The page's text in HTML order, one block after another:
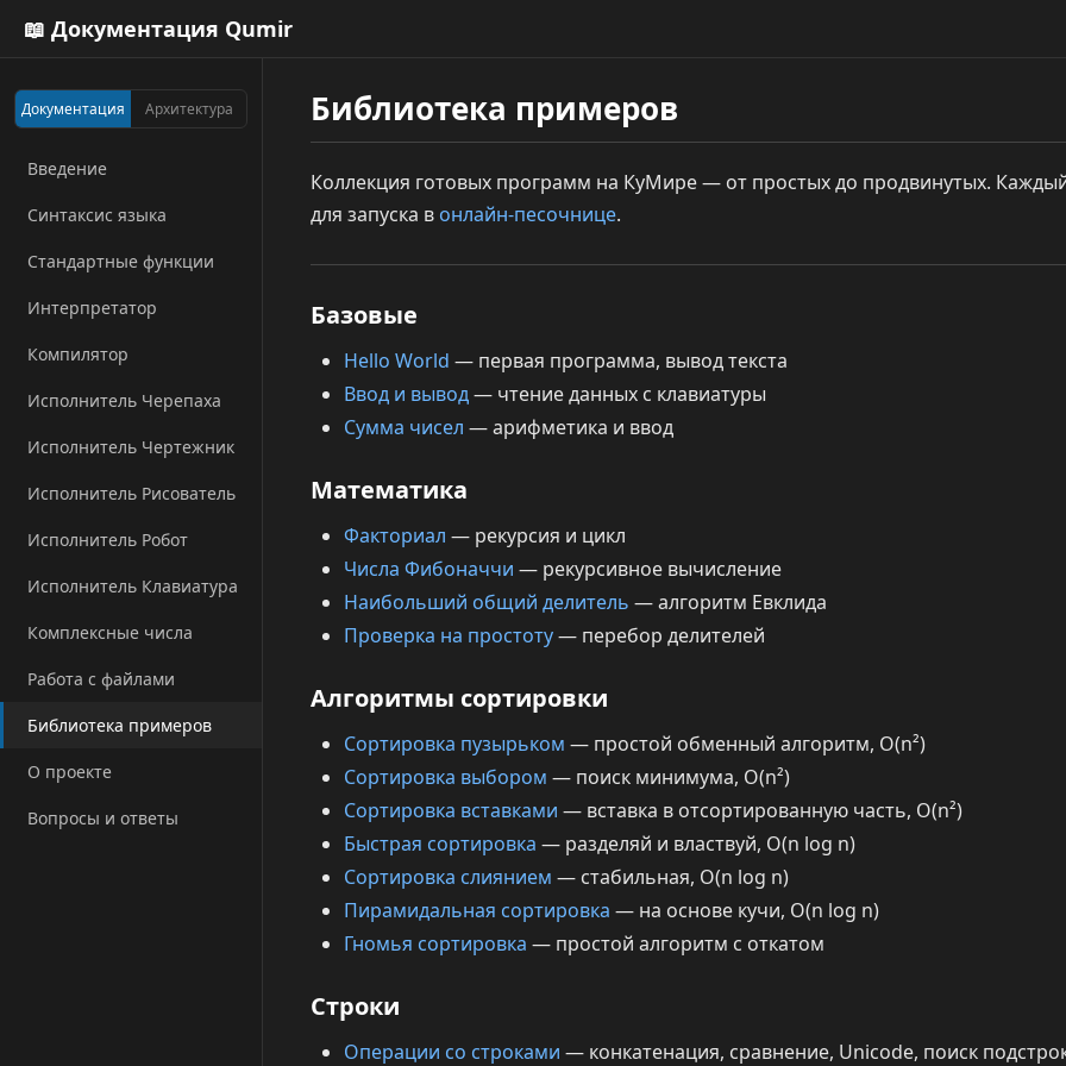
📖 Документация Qumir
Документация Архитектура
Введение
Синтаксис языка
Стандартные функции
Интерпретатор
Компилятор
Исполнитель Черепаха
Исполнитель Чертежник
Исполнитель Рисователь
Исполнитель Робот
Исполнитель Клавиатура
Комплексные числа
Работа с файлами
Библиотека примеров
О проекте
Вопросы и ответы
Библиотека примеров
Коллекция готовых программ на КуМире — от простых до продвинутых.
для запуска в онлайн-песочнице.
Базовые
Hello World — первая программа, вывод текста
Ввод и вывод— чтение данных с клавиатуры
Сумма чисел — арифметика и ввод
Математика
Факториал — рекурсия и цикл
Числа Фибоначчи — рекурсивное вычисление
Наибольший общий делитель — алгоритм Евклида
Проверка на простоту— перебор делителей
Алгоритмы сортировки
Сортировка пузырьком — простой обменный алгоритм, O(n²)
Сортировка выбором — поиск минимума, O(n²)
Сортировка вставками — вставка в отсортированную часть, O(n²)
Быстрая сортировка — разделяй и властвуй, O(n log n)
Сортировка слиянием — стабильная, O(n log n)
Пирамидальная сортировка — на основе кучи, O(n log n)
Гномья сортировка — простой алгоритм с откатом
Строки
Операции со строками — конкатенация, сравнение, Unicode, поиск